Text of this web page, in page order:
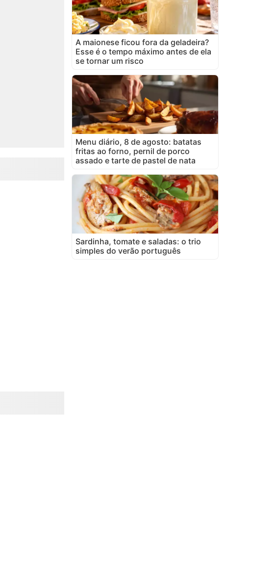
A maionese ficou fora da geladeira?
Esse é o tempo máximo antes de ela
se tornar um risco
Menu diário, 8 de agosto: batatas
fritas ao forno, pernil de porco
assado e tarte de pastel de nata
Sardinha, tomate e saladas: o trio
simples do verão português